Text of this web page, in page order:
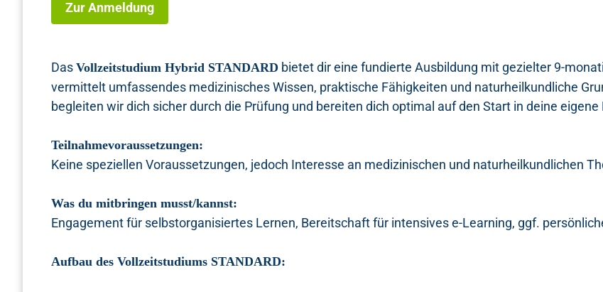
Zur Anmeldung
Das Vollzeitstudium Hybrid STANDARD bietet dir eine fundierte Ausbildung mit gezielter 9-
vermittelt umfassendes medizinisches Wissen, praktische Fähigkeiten und naturheilkundliche
begleiten wir dich sicher durch die Prüfung und bereiten dich optimal auf den Start in deine eigene
Teilnahmevoraussetzungen:
Keine speziellen Voraussetzungen, jedoch Interesse an medizinischen und naturheilkundlichen
Was du mitbringen musst/kannst:
Engagement für selbstorganisiertes Lernen, Bereitschaft für intensives e-Learning, ggf.
Aufbau des Vollzeitstudiums STANDARD: